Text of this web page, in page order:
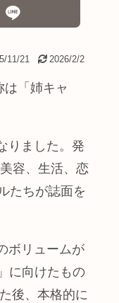
11/21 2026/2/2
は「姉キャ
りました。発
容、生活、恋
たちが誌面を
ボリュームが
に向けたもの
後、本格的に